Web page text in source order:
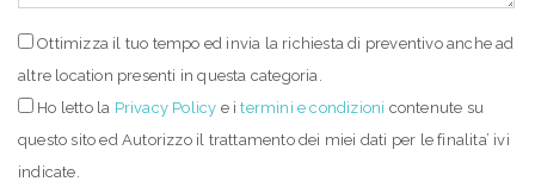
Ottimizza il tuo tempo ed invia la richiesta di preventivo anche ad
altre location presenti in questa categoria.
Ho letto la Privacy Policy e itermini e condizioni contenute su
questo sito ed Autorizzo il trattamento dei miei dati per le finalita’ ivi
indicate.